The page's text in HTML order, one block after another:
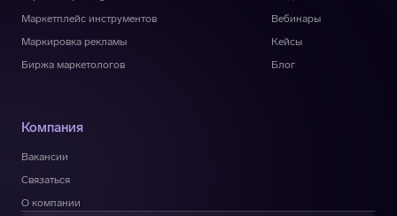
Маркетплейс инструментов
Маркировка рекламы
Биржа маркетологов
Вебинары
Кейсы
Блог
Компания
Вакансии
Связаться
О компании